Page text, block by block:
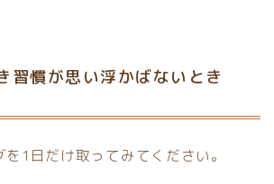
習慣が思い浮かばないとき
1日だけ取ってみてください。